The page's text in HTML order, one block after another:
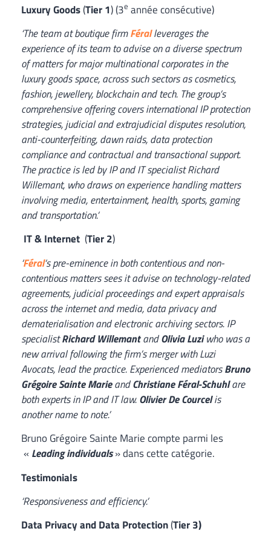
Luxury Goods(Tier 1) (3e année consécutive)
‘The team at boutique firmFéralleverages the
experience of its team to advise on a diverse spectrum
of matters for major multinational corporates in the
luxury goods space, across such sectors as cosmetics,
fashion, jewellery, blockchain and tech. The group’s
comprehensive offering covers international IP protection
strategies, judicial and extrajudicial disputes resolution,
anti-counterfeiting, dawn raids, data protection
compliance and contractual and transactional support.
The practice is led by IP and IT specialist Richard
Willemant, who draws on experience handling matters
involving media, entertainment, health, sports, gaming
and transportation.’
IT & Internet (Tier 2)
‘Féral‘s pre-eminence in both contentious and non-
contentious matters sees it advise on technology-related
agreements, judicial proceedings and expert appraisals
across the internet and media, data privacy and
dematerialisation and electronic archiving sectors. IP
specialistRichard WillemantandOlivia Luziwho was a
new arrival following the firm’s merger with Luzi
Avocats, lead the practice. Experienced mediatorsBruno
Grégoire Sainte MarieandChristiane Féral-Schuhlare
both experts in IP and IT law.Olivier De Courcelis
another name to note.’
Bruno Grégoire Sainte Marie compte parmi les
« Leading individuals» dans cette catégorie.
Testimonials
‘Responsiveness and efficiency.’
Data Privacy and Data Protection(Tier 3)